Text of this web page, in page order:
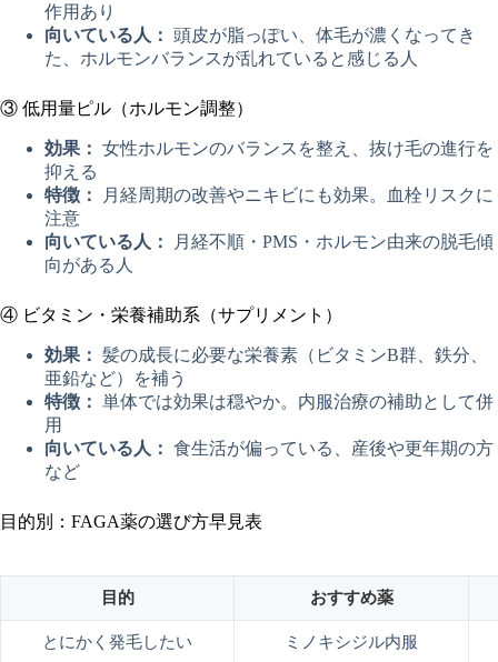
作用あり
向いている人： 頭皮が脂っぽい、体毛が濃くなってき
た、ホルモンバランスが乱れていると感じる人
③ 低用量ピル（ホルモン調整）
効果： 女性ホルモンのバランスを整え、抜け毛の進行を
抑える
特徴：
月経周期の改善やニキビにも効果。血栓リスクに
注意
向いている人：
月経不順・PMS・ホルモン由来の脱毛傾
向がある人
④ ビタミン・栄養補助系（サプリメント）
効果： 髪の成長に必要な栄養素（ビタミンB群、鉄分、
亜鉛など）を補う
特徴： 単体では効果は穏やか。内服治療の補助として併
用
向いている人： 食生活が偏っている、産後や更年期の方
など
目的別：FAGA薬の選び方早見表
目的 おすすめ薬
とにかく発毛したい ミノキシジル内服